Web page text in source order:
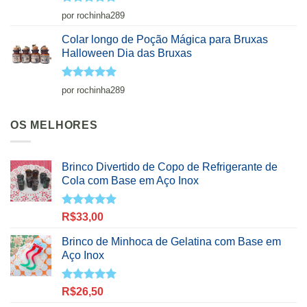
Avaliação5
de 5
por rochinha289
Colar longo de Poção Mágica para Bruxas
Halloween Dia das Bruxas
Avaliação5
de 5
por rochinha289
OS MELHORES
Brinco Divertido de Copo de Refrigerante de
Cola com Base em Aço Inox
Avaliação
R$33,00
Brinco de Minhoca de Gelatina com Base em
Aço Inox
Avaliação
R$26,50